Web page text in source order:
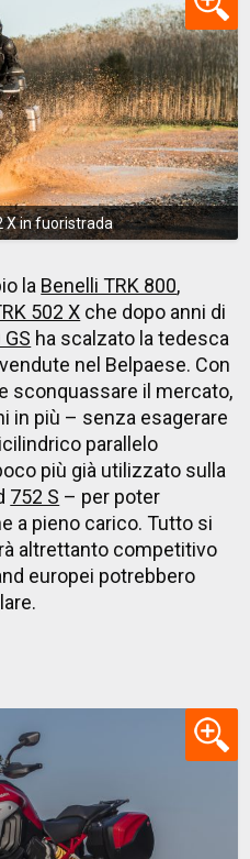
X in fuoristrada
la Benelli TRK 800,
502 X che dopo anni di
ha scalzato la tedesca
nel Belpaese. Con
sconquassare il mercato,
in più – senza esagerare
parallelo
più già utilizzato sulla
752 S – per poter
a pieno carico. Tutto si
altrettanto competitivo
europei potrebbero